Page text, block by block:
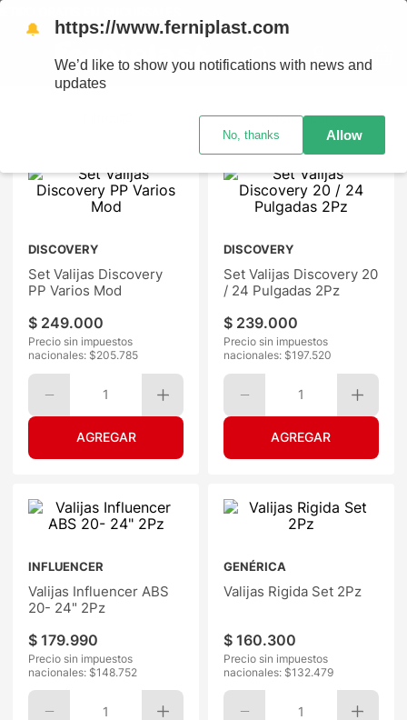
Ordenar por
DISCOVERY
Set Valijas Discovery
PP Varios Mod
$ 249.000
Precio sin impuestos
nacionales: $205.785
1
DISCOVERY
Set Valijas Discovery 20
/ 24 Pulgadas 2Pz
$ 239.000
Precio sin impuestos
nacionales: $197.520
1
INFLUENCER
Valijas Influencer ABS
20- 24" 2Pz
$ 179.990
Precio sin impuestos
nacionales: $148.752
1
GENÉRICA
Valijas Rigida Set 2Pz
$ 160.300
Precio sin impuestos
nacionales: $132.479
1
🔔 https://www.ferniplast.com
We’d like to show you notifications with news and
updates
No, thanks Allow